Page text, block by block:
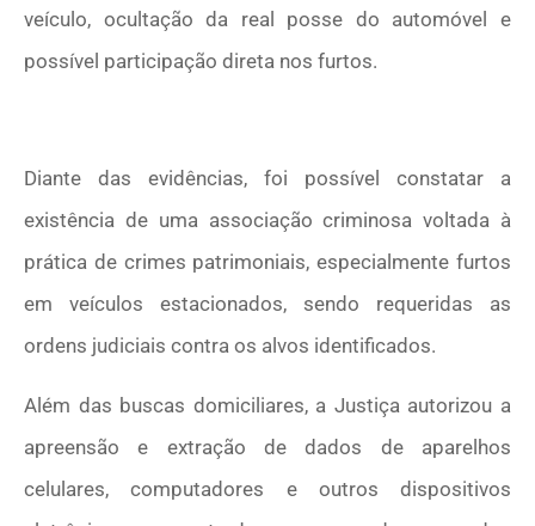
veículo, ocultação da real posse do automóvel e
possível participação direta nos furtos.
Diante das evidências, foi possível constatar a
existência de uma associação criminosa voltada à
prática de crimes patrimoniais, especialmente furtos
em veículos estacionados, sendo requeridas as
ordens judiciais contra os alvos identificados.
Além das buscas domiciliares, a Justiça autorizou a
apreensão e extração de dados de aparelhos
celulares, computadores e outros dispositivos